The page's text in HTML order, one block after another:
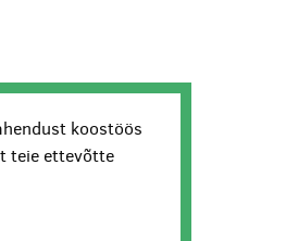
koostöös
teie ettevõtte